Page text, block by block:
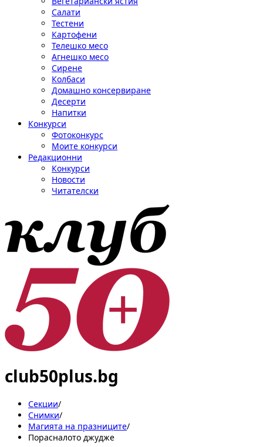
Салати
Тестени
Картофени
Телешко месо
Агнешко месо
Сирене
Колбаси
Домашно консервиране
Десерти
Напитки
Конкурси
Фотоконкурс
Моите конкурси
Редакционни
Конкурси
Новости
Читателски
club50plus.bg
Секции/
Снимки/
Магията на празниците/
Порасналото джудже